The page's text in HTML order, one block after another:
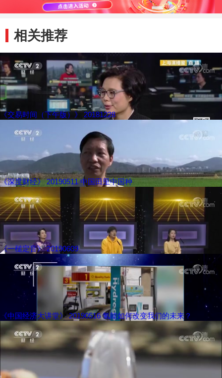
相关推荐
《交易时间（下午版）》 20181228
《深度财经》 20190511 中国田里中国种
《一槌定音》 20190609
《中国经济大讲堂》 20190516 氢能如何改变我们的未来？